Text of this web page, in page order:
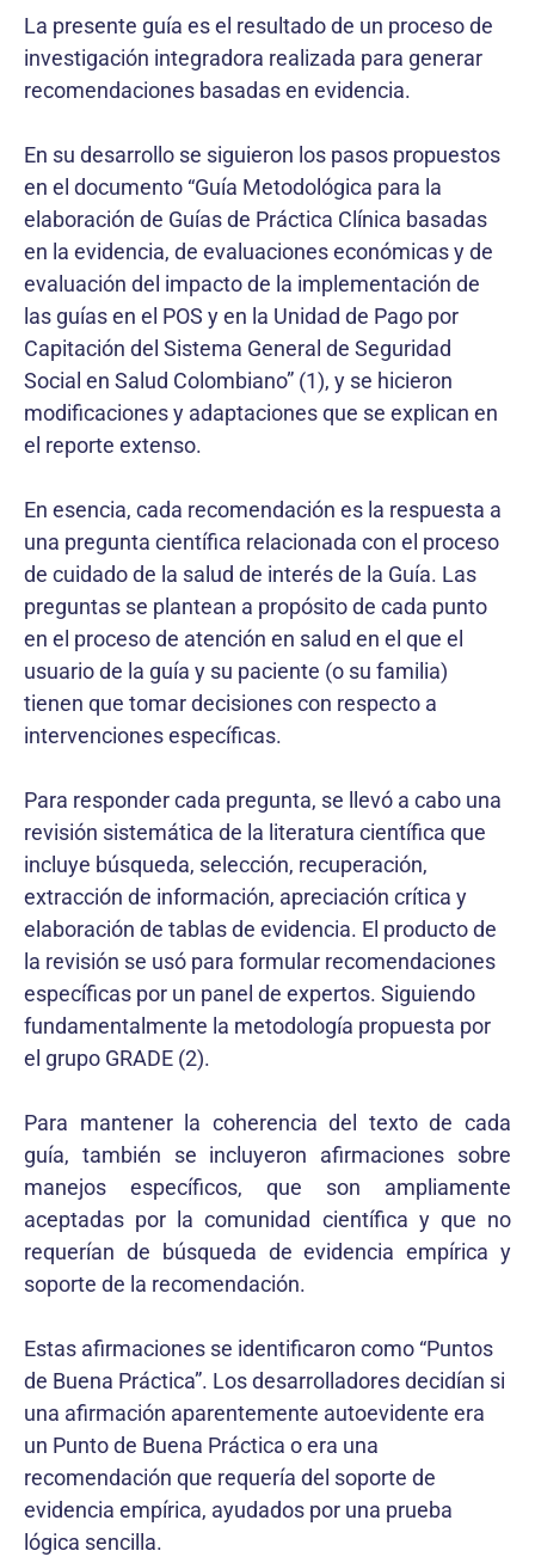
La presente guía es el resultado de un proceso de
investigación integradora realizada para generar
recomendaciones basadas en evidencia.
En su desarrollo se siguieron los pasos propuestos
en el documento “Guía Metodológica para la
elaboración de Guías de Práctica Clínica basadas
en la evidencia, de evaluaciones económicas y de
evaluación del impacto de la implementación de
las guías en el POS y en la Unidad de Pago por
Capitación del Sistema General de Seguridad
Social en Salud Colombiano” (1), y se hicieron
modificaciones y adaptaciones que se explican en
el reporte extenso.
En esencia, cada recomendación es la respuesta a
una pregunta científica relacionada con el proceso
de cuidado de la salud de interés de la Guía. Las
preguntas se plantean a propósito de cada punto
en el proceso de atención en salud en el que el
usuario de la guía y su paciente (o su familia)
tienen que tomar decisiones con respecto a
intervenciones específicas.
Para responder cada pregunta, se llevó a cabo una
revisión sistemática de la literatura científica que
incluye búsqueda, selección, recuperación,
extracción de información, apreciación crítica y
elaboración de tablas de evidencia. El producto de
la revisión se usó para formular recomendaciones
específicas por un panel de expertos. Siguiendo
fundamentalmente la metodología propuesta por
el grupo GRADE (2).
Para mantener la coherencia del texto de cada
guía, también se incluyeron afirmaciones sobre
manejos específicos, que son ampliamente
aceptadas por la comunidad científica y que no
requerían de búsqueda de evidencia empírica y
soporte de la recomendación.
Estas afirmaciones se identificaron como “Puntos
de Buena Práctica”. Los desarrolladores decidían si
una afirmación aparentemente autoevidente era
un Punto de Buena Práctica o era una
recomendación que requería del soporte de
evidencia empírica, ayudados por una prueba
lógica sencilla.